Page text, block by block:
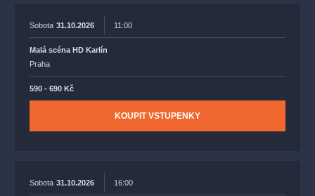
Sobota 31.10.2026 11:00
Malá scéna HD Karlín
Praha
590 - 690 Kč
KOUPIT VSTUPENKY
Sobota 31.10.2026 16:00